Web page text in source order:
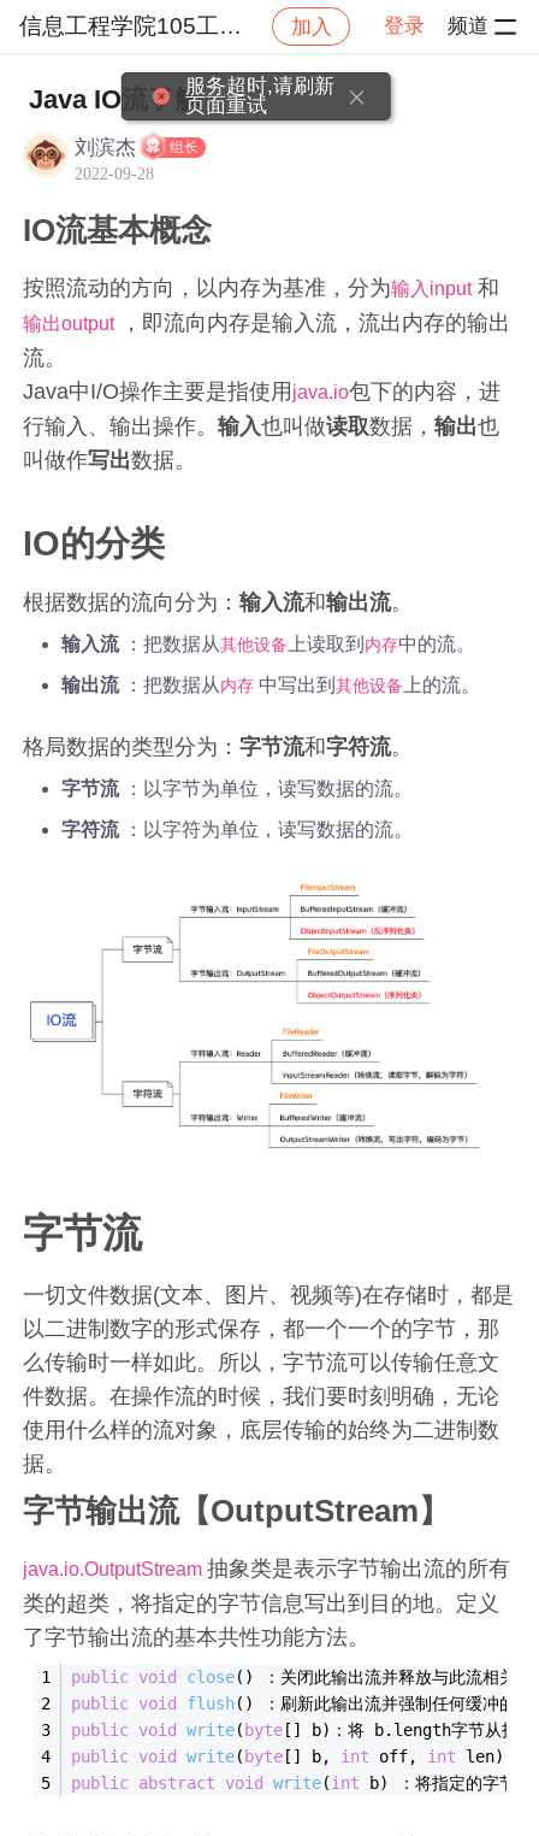
信息工程学院105工作室 加入 登录 频道
社区 信息工程学院105工作室 工作室
Java IO流了解
刘滨杰 组长
2022-09-28
IO流基本概念
按照流动的方向，以内存为基准，分为输入input和
输出output，即流向内存是输入流，流出内存的输出
流。
Java中I/O操作主要是指使用 java.io包下的内容，进
行输入、输出操作。输入也叫做读取数据，输出也
叫做作写出数据。
IO的分类
根据数据的流向分为：输入流和输出流。
输入流：把数据从其他设备 上读取到 内存中的流。
输出流：把数据从内存 中写出到其他设备 上的流。
格局数据的类型分为：字节流和字符流。
字节流：以字节为单位，读写数据的流。
字符流：以字符为单位，读写数据的流。
字节流
一切文件数据(文本、图片、视频等)在存储时，都是
以二进制数字的形式保存，都一个一个的字节，那
么传输时一样如此。所以，字节流可以传输任意文
件数据。在操作流的时候，我们要时刻明确，无论
使用什么样的流对象，底层传输的始终为二进制数
据。
字节输出流【OutputStream】
java.io.OutputStream抽象类是表示字节输出流的所有
类的超类，将指定的字节信息写出到目的地。定义
了字节输出流的基本共性功能方法。
public void close()
：关闭此输出流并释放与此流相关
public void flush()
：刷新此输出流并强制任何缓冲的
public void write( byte [] b) ：将 b.length字节从指
public void write( byte [] b, int off, int len)
public abstract void write(int b) ：将指定的字节输
服务超时,请刷新
页面重试